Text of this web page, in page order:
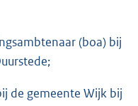
(boa) bij
de gemeente Wijk bij